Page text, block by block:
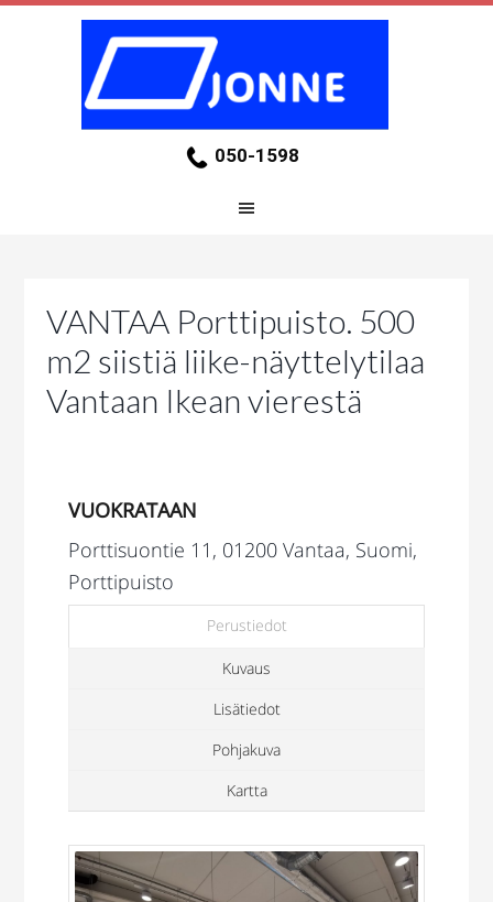
050-1598
VANTAA Porttipuisto. 500
m2 siistiä liike-näyttelytilaa
Vantaan Ikean vierestä
VUOKRATAAN
Porttisuontie 11, 01200 Vantaa, Suomi,
Porttipuisto
Perustiedot
Kuvaus
Lisätiedot
Pohjakuva
Kartta